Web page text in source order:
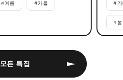
모든 특집
#여름 #가을 #
#봄